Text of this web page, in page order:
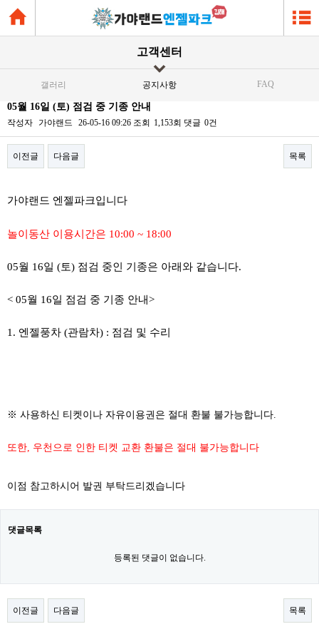
고객센터
갤러리 공지사항 FAQ
05월 16일 (토) 점검 중 기종 안내
작성자 가야랜드 26-05-16 09:26 조회 1,153회 댓글 0건
이전글 다음글 목록
가야랜드 엔젤파크입니다
놀이동산 이용시간은 10:00 ~ 18:00
05월 16일 (토) 점검 중인 기종은 아래와 같습니다.
< 05월 16일 점검 중 기종 안내>
1. 엔젤풍차 (관람차) : 점검 및 수리
※ 사용하신 티켓이나 자유이용권은 절대 환불 불가능합니다.
또한, 우천으로 인한 티켓 교환 환불은 절대 불가능합니다
이점 참고하시어 발권 부탁드리겠습니다
댓글목록
등록된 댓글이 없습니다.
이전글 다음글 목록